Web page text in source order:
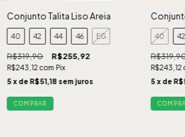
Conjunto Talita Liso Areia
40 42 44 46 EG
R$319,90 R$255,92
R$243,12com Pix
5 x de R$51,18 sem juros
COMPRAR
40 42
R$243,12
5 x de